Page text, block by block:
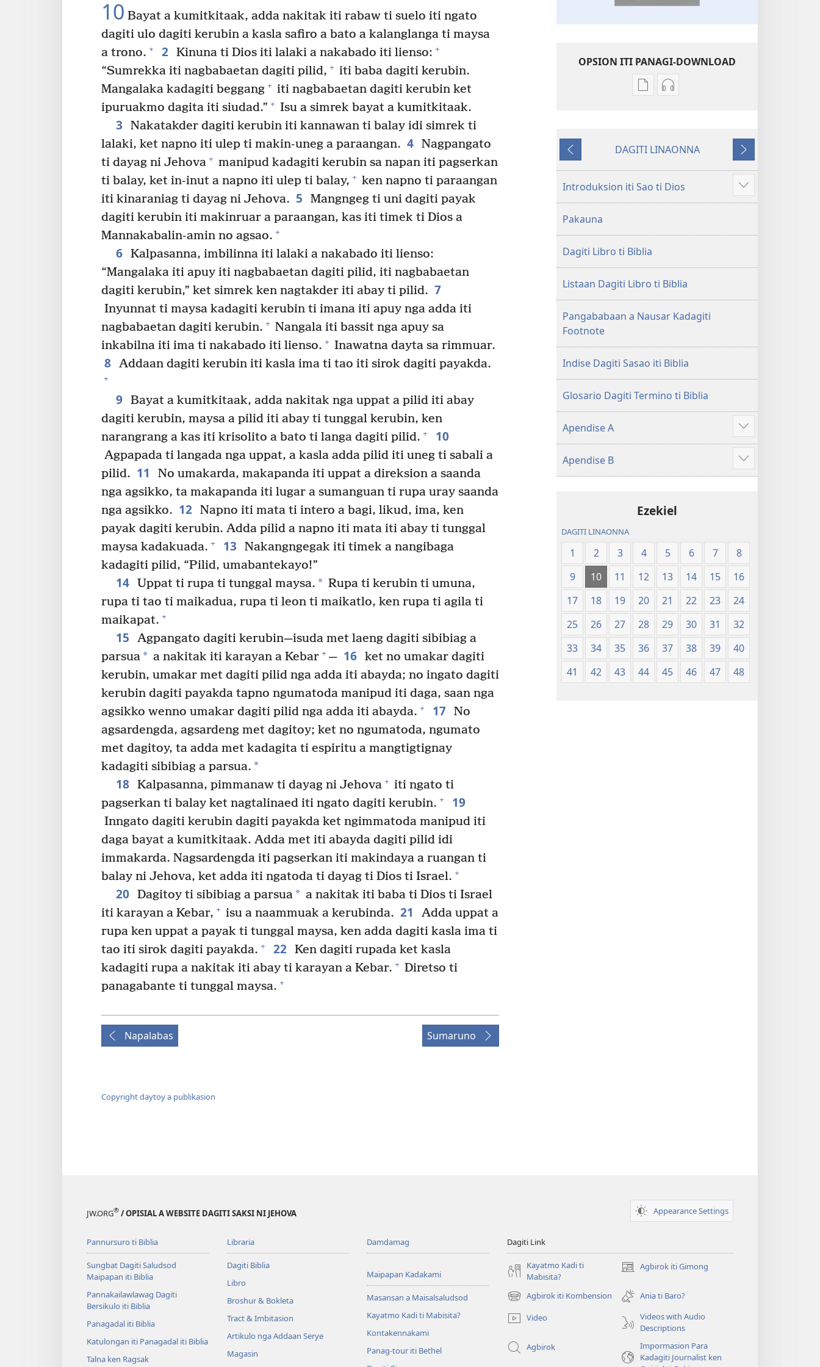
10 Bayat a kumitkitaak, adda nakitak iti rabaw ti suelo iti ngato
dagiti ulo dagiti kerubin a kasla safiro a bato a kalanglanga ti maysa
a trono. + 2 Kinuna ti Dios iti lalaki a nakabado iti lienso: +
“Sumrekka iti nagbabaetan dagiti pilid, + iti baba dagiti kerubin.
Mangalaka kadagiti beggang + iti nagbabaetan dagiti kerubin ket
ipuruakmo dagita iti siudad.” + Isu a simrek bayat a kumitkitaak.
3
Nakatakder dagiti kerubin iti kannawan ti balay idi simrek ti
lalaki, ket napno iti ulep ti makin-uneg a paraangan. 4 Nagpangato
ti dayag ni Jehova + manipud kadagiti kerubin sa napan iti pagserkan
ti balay, ket in-inut a napno iti ulep ti balay, + ken napno ti paraangan
iti kinaraniag ti dayag ni Jehova. 5
Mangngeg ti uni dagiti payak
dagiti kerubin iti makinruar a paraangan, kas iti timek ti Dios a
Mannakabalin-amin no agsao. +
6 Kalpasanna, imbilinna iti lalaki a nakabado iti lienso:
“Mangalaka iti apuy iti nagbabaetan dagiti pilid, iti nagbabaetan
dagiti kerubin,” ket simrek ken nagtakder iti abay ti pilid. 7
Inyunnat ti maysa kadagiti kerubin ti imana iti apuy nga adda iti
nagbabaetan dagiti kerubin. + Nangala iti bassit nga apuy sa
inkabilna iti ima ti nakabado iti lienso. + Inawatna dayta sa rimmuar.
8 Addaan dagiti kerubin iti kasla ima ti tao iti sirok dagiti payakda.
+
9 Bayat a kumitkitaak, adda nakitak nga uppat a pilid iti abay
dagiti kerubin, maysa a pilid iti abay ti tunggal kerubin, ken
narangrang a kas iti krisolito a bato ti langa dagiti pilid. + 10
Agpapada ti langada nga uppat, a kasla adda pilid iti uneg ti sabali a
pilid. 11
No umakarda, makapanda iti uppat a direksion a saanda
nga agsikko, ta makapanda iti lugar a sumanguan ti rupa uray saanda
nga agsikko. 12 Napno iti mata ti intero a bagi, likud, ima, ken
payak dagiti kerubin. Adda pilid a napno iti mata iti abay ti tunggal
maysa kadakuada. + 13
Nakangngegak iti timek a nangibaga
kadagiti pilid, “Pilid, umabantekayo!”
14 Uppat ti rupa ti tunggal maysa. * Rupa ti kerubin ti umuna,
rupa ti tao ti maikadua, rupa ti leon ti maikatlo, ken rupa ti agila ti
maikapat. +
15
Agpangato dagiti kerubin—isuda met laeng dagiti sibibiag a
parsua* a nakitak iti karayan a Kebar + — 16 ket no umakar dagiti
kerubin, umakar met dagiti pilid nga adda iti abayda; no ingato dagiti
kerubin dagiti payakda tapno ngumatoda manipud iti daga, saan nga
agsikko wenno umakar dagiti pilid nga adda iti abayda. + 17 No
agsardengda, agsardeng met dagitoy; ket no ngumatoda, ngumato
met dagitoy, ta adda met kadagita ti espiritu a mangtigtignay
kadagiti sibibiag a parsua. *
18 Kalpasanna, pimmanaw ti dayag ni Jehova + iti ngato ti
pagserkan ti balay ket nagtalinaed iti ngato dagiti kerubin. + 19
Inngato dagiti kerubin dagiti payakda ket ngimmatoda manipud iti
daga bayat a kumitkitaak. Adda met iti abayda dagiti pilid idi
immakarda. Nagsardengda iti pagserkan iti makindaya a ruangan ti
balay ni Jehova, ket adda iti ngatoda ti dayag ti Dios ti Israel. +
20 Dagitoy ti sibibiag a parsua* a nakitak iti baba ti Dios ti Israel
iti karayan a Kebar, + isu a naammuak a kerubinda. 21
Adda uppat a
rupa ken uppat a payak ti tunggal maysa, ken adda dagiti kasla ima ti
tao iti sirok dagiti payakda. + 22 Ken dagiti rupada ket kasla
kadagiti rupa a nakitak iti abay ti karayan a Kebar. + Diretso ti
panagabante ti tunggal maysa. +
Napalabas Sumaruno
Copyright daytoy a publikasion
OPSION ITI PANAGI-DOWNLOAD
Dagiti
download
publikasion
Baro
a
Patarus
ti
Nasantuan
a
Kasuratan
Dagiti
download
audio
recording
Lubong
Patarus
ti
Nasantuan
a
Kasuratan
Napalabas
DAGITI LINAONNA
Sumaruno
Introduksion iti Sao ti Dios
Ipakita
ti
adu
Pakauna
Dagiti Libro ti Biblia
Listaan Dagiti Libro ti Biblia
Pangababaan a Nausar Kadagiti
Footnote
Indise Dagiti Sasao iti Biblia
Glosario Dagiti Termino ti Biblia
Apendise A
Ipakita
ti
ad-
adu
Apendise B
Ipakita
ti
Ezekiel
DAGITI LINAONNA
1 2 3 4 5 6 7
8
9
10 11 12 13 14 15
16
17
18 19 20 21 22 23
24
25
26 27 28 29 30 31
32
33
34 35 36 37 38 39
40
41
42 43 44 45 46 47 48
JW.ORG® / OPISIAL A WEBSITE DAGITI SAKSI NI JEHOVA Appearance Settings
Pannursuro ti Biblia
Sungbat Dagiti Saludsod
Maipapan iti Biblia
Pannakailawlawag Dagiti
Bersikulo iti Biblia
Panagadal iti Biblia
Katulongan iti Panagadal iti Biblia
Talna ken Ragsak
Libraria
Dagiti Biblia
Libro
Broshur & Bokleta
Tract & Imbitasion
Artikulo nga Addaan Serye
Magasin
Damdamag
Maipapan Kadakami
Masansan a Maisalsaludsod
Kayatmo Kadi ti Mabisita?
Kontakennakami
Panag-tour iti Bethel
Dagiti Link
Kayatmo Kadi ti
Mabisita?
Agbirok iti Gimong
(manglukat
baro
window)
Agbirok iti Kombension
(manglukat
iti
baro
window)
Ania ti Baro?
Video
Videos with Audio
Descriptions
Agbirok
Impormasion Para
Kadagiti Journalist ken